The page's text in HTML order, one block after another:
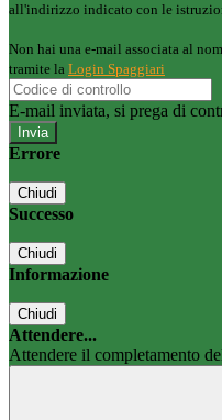
all'indirizzo indicato con le
Non hai una e-mail associata al
tramite la Login Spaggiari
E-mail inviata, si prega di
Errore
Chiudi
Successo
Chiudi
Informazione
Chiudi
Attendere...
Attendere il completamento